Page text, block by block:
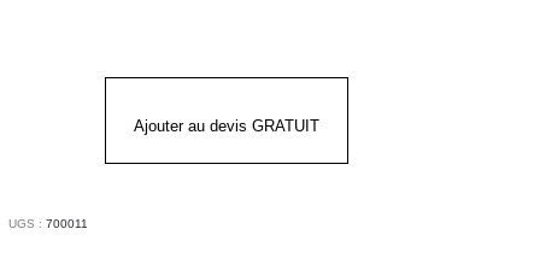
Ajouter au devis GRATUIT
UGS : 700011